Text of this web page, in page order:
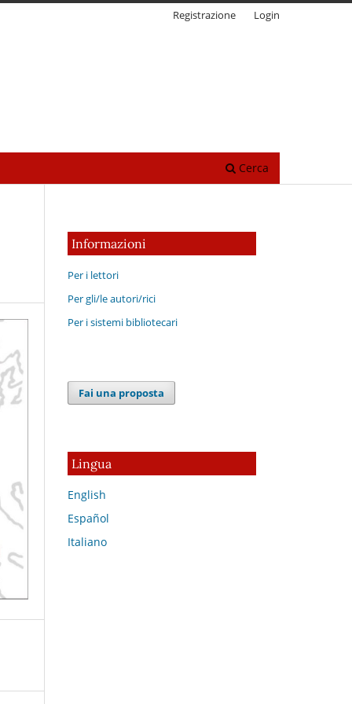
Cerca
Registrazione Login
Informazioni
Per i lettori
Per gli/le autori/rici
Per i sistemi bibliotecari
Fai una proposta
Lingua
English
Español
Italiano